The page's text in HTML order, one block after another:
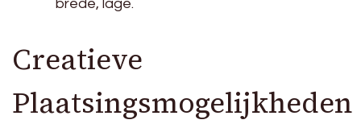
brede, lage.
Creatieve
Plaatsingsmogelijkheden